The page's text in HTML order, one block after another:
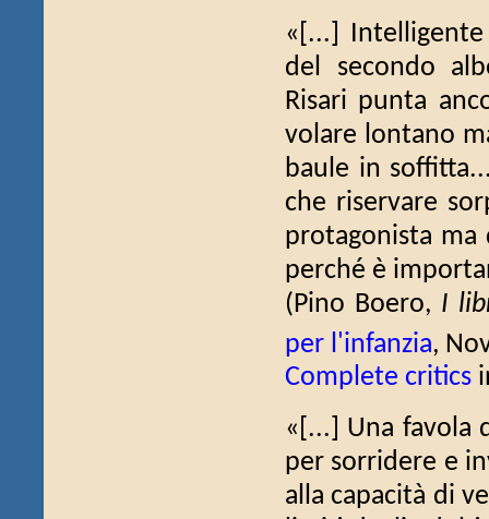
«[...]
del secondo
Risari punta
volare lontano
baule in
che riservare
protagonista
perché è
(Pino Boero, I
per l'infanzia,
Complete critics
«[...] Una favola
per sorridere e
alla capacità di